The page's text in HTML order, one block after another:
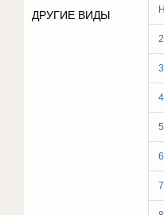
2
3
4
5
6
7
ДРУГИЕ ВИДЫ